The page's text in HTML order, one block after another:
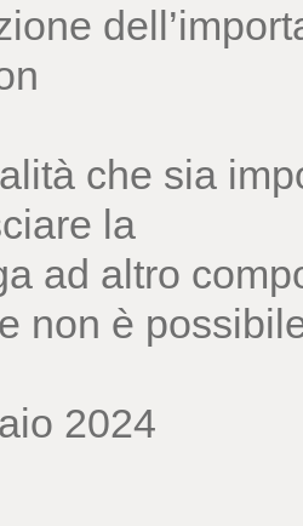
che sia
la
ad altro
non è
2024